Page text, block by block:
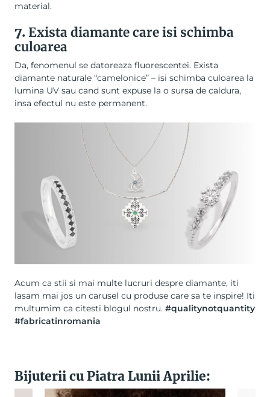
material.
7. Exista diamante care isi schimba
culoarea
Da, fenomenul se datoreaza fluorescentei. Exista
diamante naturale “camelonice” – isi schimba culoarea la
lumina UV sau cand sunt expuse la o sursa de caldura,
insa efectul nu este permanent.
Acum ca stii si mai multe lucruri despre diamante, iti
lasam mai jos un carusel cu produse care sa te inspire! Iti
multumim ca citesti blogul nostru. #qualitynotquantity
#fabricatinromania
Bijuterii cu Piatra Lunii Aprilie: